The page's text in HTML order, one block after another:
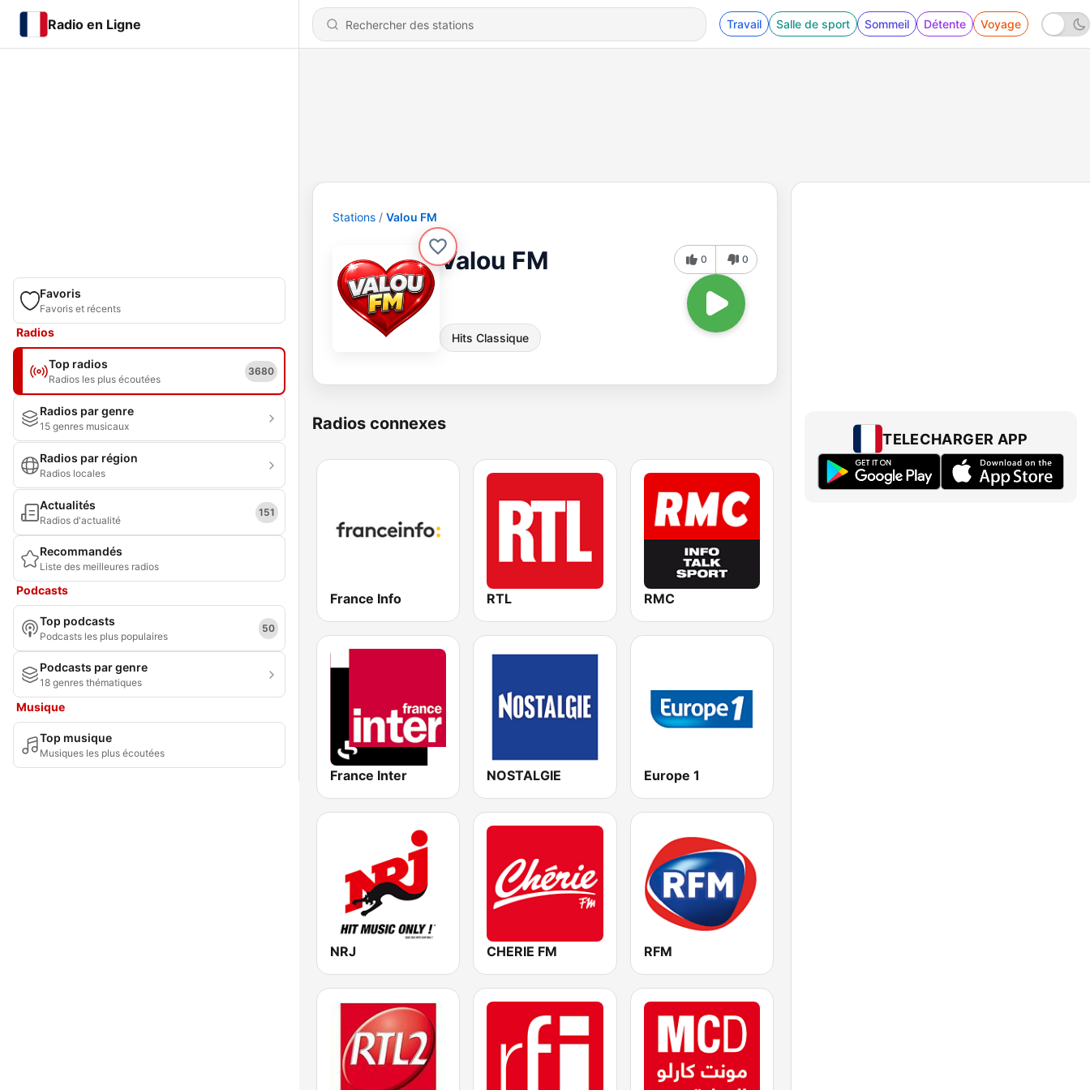
Radio en Ligne Travail Salle de sport Sommeil Détente Voyage
Favoris
Favoris et récents
Radios
Top radios
Radios les plus écoutées
3680
Radios par genre
15 genres musicaux
Radios par région
Radios locales
Actualités
Radios d'actualité
151
Recommandés
Liste des meilleures radios
Podcasts
Top podcasts
Podcasts les plus populaires
50
Podcasts par genre
18 genres thématiques
Musique
Top musique
Musiques les plus écoutées
Stations Valou FM
Valou FM
Hits Classique
0 0
Radios connexes
France Info RTL RMC
France Inter NOSTALGIE Europe 1
NRJ CHERIE FM RFM
TELECHARGER APP